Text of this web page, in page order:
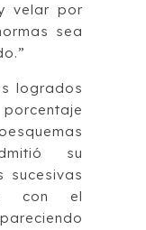
velar por
sea
logrados
su
sucesivas
con el